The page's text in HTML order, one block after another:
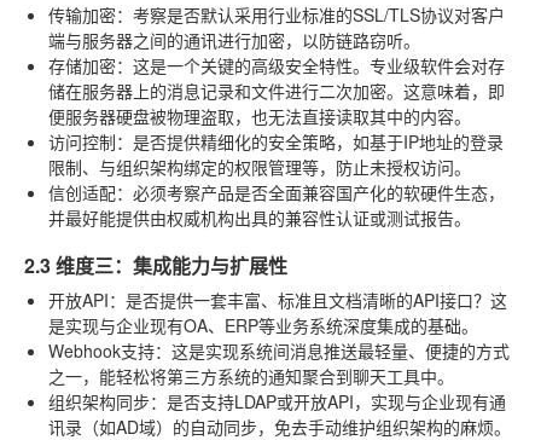
传输加密：考察是否默认采用行业标准的SSL/TLS协议对客户
端与服务器之间的通讯进行加密，以防链路窃听。
存储加密：这是一个关键的高级安全特性。专业级软件会对存
储在服务器上的消息记录和文件进行二次加密。这意味着，即
便服务器硬盘被物理盗取，也无法直接读取其中的内容。
访问控制：是否提供精细化的安全策略，如基于IP地址的登录
限制、与组织架构绑定的权限管理等，防止未授权访问。
信创适配：必须考察产品是否全面兼容国产化的软硬件生态，
并最好能提供由权威机构出具的兼容性认证或测试报告。
2.3 维度三：集成能力与扩展性
开放API：是否提供一套丰富、标准且文档清晰的API接口？这
是实现与企业现有OA、ERP等业务系统深度集成的基础。
Webhook支持：这是实现系统间消息推送最轻量、便捷的方式
之一，能轻松将第三方系统的通知聚合到聊天工具中。
组织架构同步：是否支持LDAP或开放API，实现与企业现有通
讯录（如AD域）的自动同步，免去手动维护组织架构的麻烦。